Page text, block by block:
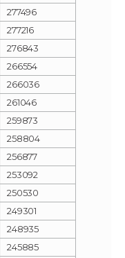
277496
277216
276843
266554
266036
261046
259873
258804
256877
253092
250530
249301
248935
245885